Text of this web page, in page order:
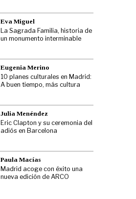
Eva Miguel
La Sagrada Familia, historia de
un monumento interminable
Eugenia Merino
10 planes culturales en Madrid:
A buen tiempo, más cultura
Julia Menéndez
Eric Clapton y su ceremonia del
adiós en Barcelona
Paula Macías
Madrid acoge con éxito una
nueva edición de ARCO